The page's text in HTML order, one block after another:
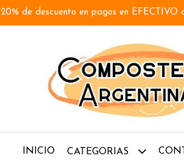
20% de descuento en pagos en EFECTIVO
INICIO CATEGORIAS